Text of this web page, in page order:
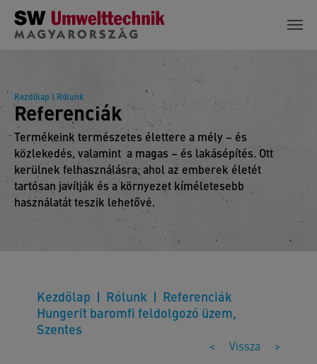
Skip to main content
Kezdőlap | Rólunk
Referenciák
Termékeink természetes élettere a mély – és
közlekedés, valamint a magas – és lakásépítés. Ott
kerülnek felhasználásra, ahol az emberek életét
tartósan javítják és a környezet kíméletesebb
használatát teszik lehetővé.
Kezdőlap Rólunk
Referenciák
Hungerit baromfi feldolgozó üzem,
Szentes
< Vissza >